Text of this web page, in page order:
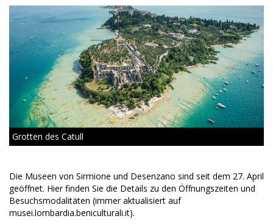
Grotten des Catull
Die Museen von Sirmione und Desenzano sind seit dem 27. April
geöffnet. Hier finden Sie die Details zu den Öffnungszeiten und
Besuchsmodalitäten (immer aktualisiert auf
musei.lombardia.beniculturali.it).